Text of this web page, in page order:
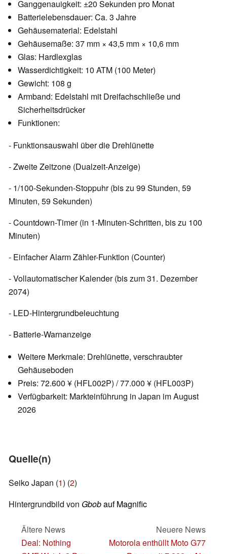
Ganggenauigkeit: ±20 Sekunden pro Monat
Batterielebensdauer: Ca. 3 Jahre
Gehäusematerial: Edelstahl
Gehäusemaße: 37 mm × 43,5 mm × 10,6 mm
Glas: Hardlexglas
Wasserdichtigkeit: 10 ATM (100 Meter)
Gewicht: 108 g
Armband: Edelstahl mit Dreifachschließe und
Sicherheitsdrücker
Funktionen:
- Funktionsauswahl über die Drehlünette
- Zweite Zeitzone (Dualzeit-Anzeige)
- 1/100-Sekunden-Stoppuhr (bis zu 99 Stunden, 59
Minuten, 59 Sekunden)
- Countdown-Timer (in 1-Minuten-Schritten, bis zu 100
Minuten)
- Einfacher Alarm Zähler-Funktion (Counter)
- Vollautomatischer Kalender (bis zum 31. Dezember
2074)
- LED-Hintergrundbeleuchtung
- Batterie-Warnanzeige
Weitere Merkmale: Drehlünette, verschraubter
Gehäuseboden
Preis: 72.600 ¥ (HFL002P) / 77.000 ¥ (HFL003P)
Verfügbarkeit: Markteinführung in Japan im August
2026
Quelle(n)
Seiko Japan (1) (2)
Hintergrundbild von GbobaufMagnific
Ältere News
Deal: Nothing
Neuere News
Motorola enthüllt Moto G77